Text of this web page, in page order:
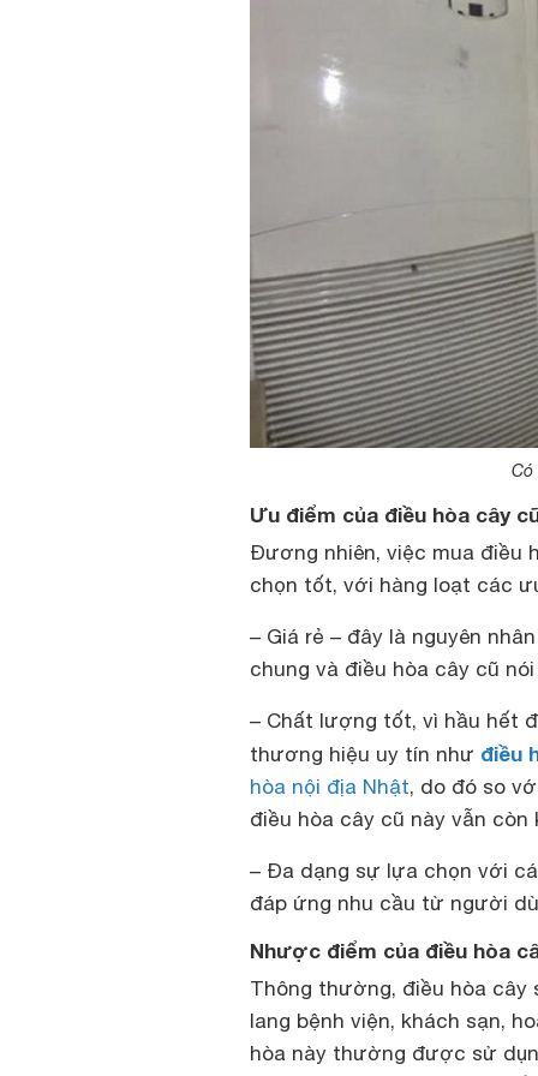
Có
Ưu điểm của điều hòa cây
Đương nhiên, việc mua điều
chọn tốt, với hàng loạt các
– Giá rẻ – đây là nguyên
chung và điều hòa cây cũ
– Chất lượng tốt, vì hầu hết
thương hiệu uy tín như điều
hòa nội địa Nhật, do đó so
điều hòa cây cũ này vẫn
– Đa dạng sự lựa chọn với
đáp ứng nhu cầu từ người
Nhược điểm của điều hòa
Thông thường, điều hòa cây
lang bệnh viện, khách sạn,
hòa này thường được sử